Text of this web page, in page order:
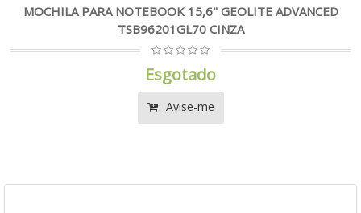
MOCHILA PARA NOTEBOOK 15,6" GEOLITE ADVANCED
TSB96201GL70 CINZA
Esgotado
Avise-me